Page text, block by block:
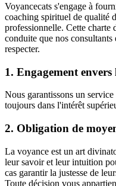
Voyancecats s'engage à
coaching spirituel de qualité
professionnelle. Cette charte
conduite que nos consultants
respecter.
1. Engagement
Nous garantissons un
toujours dans l'intérêt
2. Obligation de
La voyance est un art
leur savoir et leur intuition
cas garantir la justesse de
Toute décision vous